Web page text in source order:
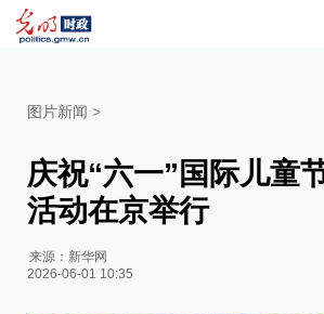
图片新闻 >
庆祝“六一”国际儿童
活动在京举行
来源： 新华网
2026-06-01 10:35